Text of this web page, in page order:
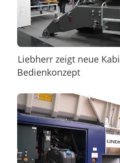
Liebherr zeigt neue
Bedienkonzept